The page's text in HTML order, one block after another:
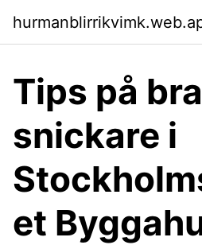
Tips på bra
snickare i
et